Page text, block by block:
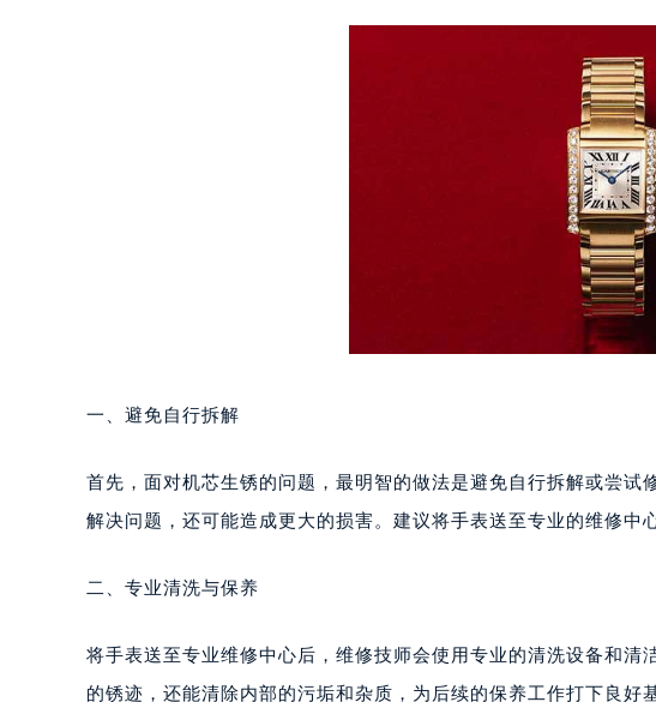
一、避免自行拆解
首先，面对机芯生锈的问题，最明智的做法是避免自行拆解或尝
解决问题，还可能造成更大的损害。建议将手表送至专业的维修中
二、专业清洗与保养
将手表送至专业维修中心后，维修技师会使用专业的清洗设备和
的锈迹，还能清除内部的污垢和杂质，为后续的保养工作打下良好